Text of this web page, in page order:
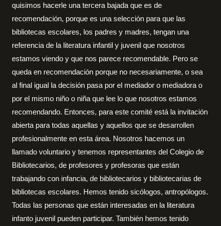
quisimos hacerle una tercera bajada que es de
recomendación, porque es una selección para que las
bibliotecas escolares, los padres y madres, tengan una
referencia de la literatura infantil y juvenil que nosotros
estamos viendo y que nos parece recomendable. Pero se
queda en recomendación porque no necesariamente, o sea
al final igual la decisión pasa por el mediador o mediadora o
por el mismo niño o niña que lee lo que nosotros estamos
recomendando. Entonces, para este comité está la invitación
abierta para todas aquellas y aquellos que se desarrollen
profesionalmente en esta área. Nosotros hacemos un
llamado voluntario y tenemos representantes del Colegio de
Bibliotecarios, de profesores y profesoras que están
trabajando con infancia, de bibliotecarios y bibliotecarias de
bibliotecas escolares. Hemos tenido sicólogos, antropólogos.
Todas las personas que están interesadas en la literatura
infanto juvenil pueden participar. También hemos tenido